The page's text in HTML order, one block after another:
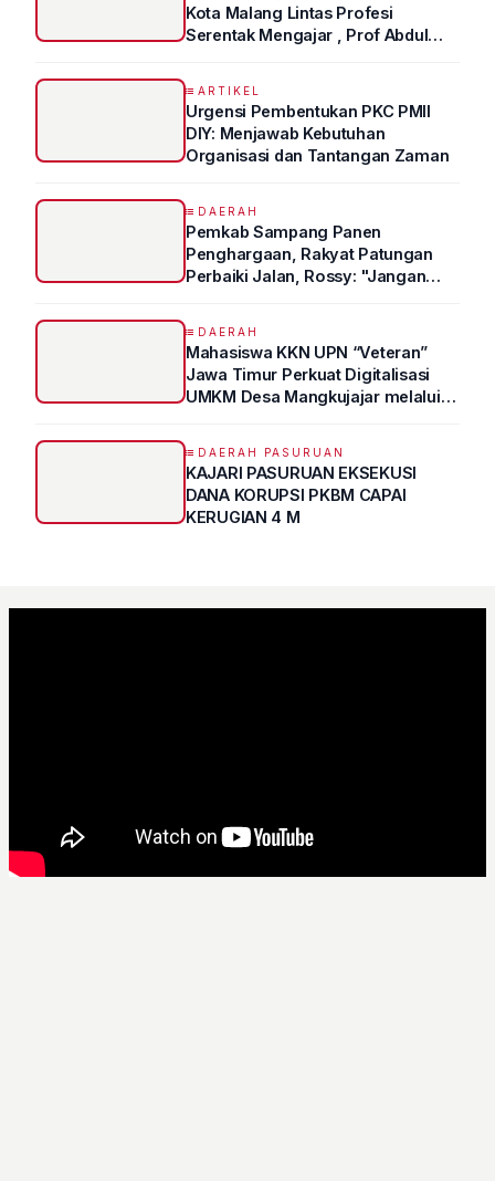
Kota Malang Lintas Profesi
Serentak Mengajar , Prof Abdul
ARTIKEL
Urgensi Pembentukan PKC PMII
DIY: Menjawab Kebutuhan
Organisasi dan Tantangan Zaman
DAERAH
Pemkab Sampang Panen
Penghargaan, Rakyat Patungan
Perbaiki Jalan, Rossy: "Jangan
DAERAH
Mahasiswa KKN UPN “Veteran”
Jawa Timur Perkuat Digitalisasi
UMKM Desa Mangkujajar melalui
DAERAH PASURUAN
KAJARI PASURUAN EKSEKUSI
DANA KORUPSI PKBM CAPAI
KERUGIAN 4 M